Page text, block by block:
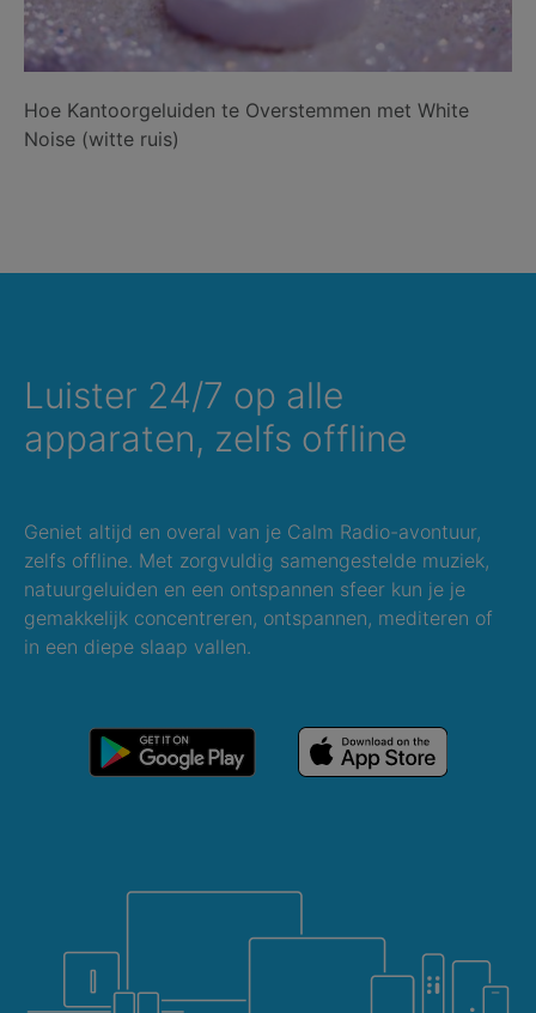
Hoe Kantoorgeluiden te Overstemmen met White
Noise (witte ruis)
Luister 24/7 op alle
apparaten, zelfs offline
Geniet altijd en overal van je Calm Radio-avontuur,
zelfs offline. Met zorgvuldig samengestelde muziek,
natuurgeluiden en een ontspannen sfeer kun je je
gemakkelijk concentreren, ontspannen, mediteren of
in een diepe slaap vallen.